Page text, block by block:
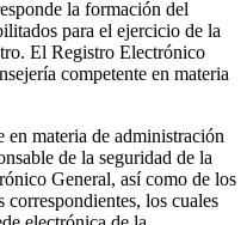
la formación del
para el ejercicio de la
El Registro Electrónico
competente en materia
materia de administración
de la seguridad de la
General, así como de los
los cuales